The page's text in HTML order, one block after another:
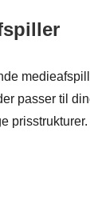
passer til
prisstrukturer.